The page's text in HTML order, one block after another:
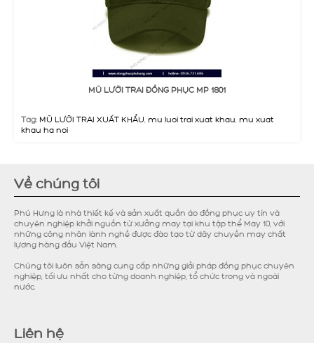
MŨ LƯỠI TRAI ĐỒNG PHỤC MP 1801
ĐẶT MUA
Thêm so sánh
Tag: MŨ LƯỠI TRAI XUẤT KHẨU, mu luoi trai xuat khau, mu xuat
khau ha noi
Về chúng tôi
Phú Hưng là nhà thiết kế và sản xuất quần áo đồng phục uy tín và
chuyên nghiệp khởi nguồn từ xưởng may tại khu tập thể May 10, với
những công nhân lành nghề được đào tạo từ dây chuyền may chất
lựơng hàng đầu Việt Nam.
Chúng tôi luôn sẵn sàng cung cấp những giải pháp đồng phục chuyên
nghiệp, tối ưu nhất cho từng doanh nghiệp, tổ chức trong và ngoài
nước.
Liên hệ